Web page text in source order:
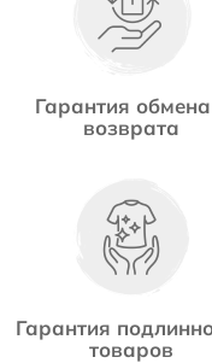
Гарантия
возврата
Гарантия
товаров